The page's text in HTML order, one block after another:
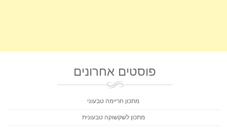
פוסטים אחרונים
מתכון חריימה טבעוני
מתכון לשקשוקה טבעונית